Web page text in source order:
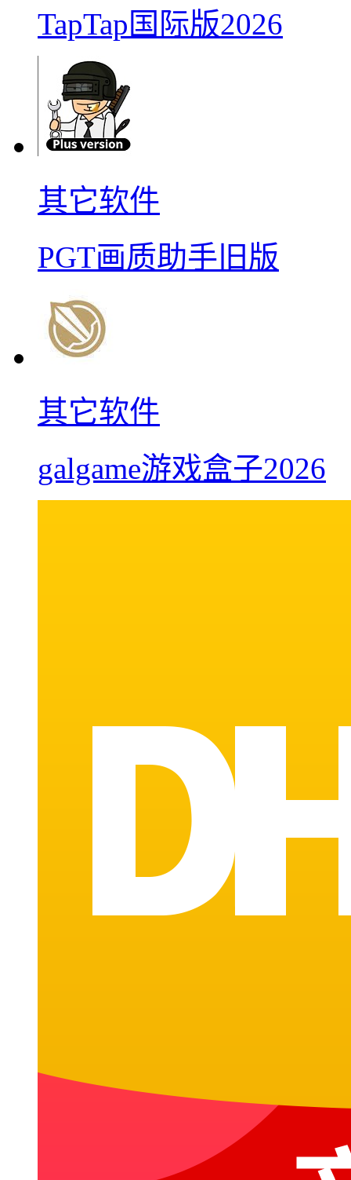
TapTap国际版2026
其它软件
PGT画质助手旧版
其它软件
galgame游戏盒子2026